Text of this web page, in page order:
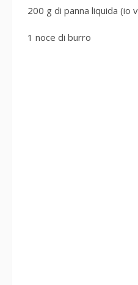
200 g di panna liquida (io
1 noce di burro